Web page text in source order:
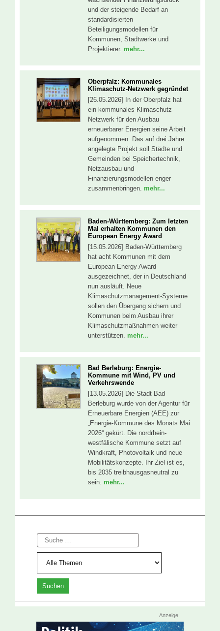
und der steigende Bedarf an
standardisierten
Beteiligungsmodellen für
Kommunen, Stadtwerke und
Projektierer. mehr...
Oberpfalz: Kommunales
Klimaschutz-Netzwerk gegründet
[26.05.2026] In der Oberpfalz hat
ein kommunales Klimaschutz-
Netzwerk für den Ausbau
erneuerbarer Energien seine Arbeit
aufgenommen. Das auf drei Jahre
angelegte Projekt soll Städte und
Gemeinden bei Speichertechnik,
Netzausbau und
Finanzierungsmodellen enger
zusammenbringen. mehr...
Baden-Württemberg: Zum letzten
Mal erhalten Kommunen den
European Energy Award
[15.05.2026] Baden-Württemberg
hat acht Kommunen mit dem
European Energy Award
ausgezeichnet, der in Deutschland
nun ausläuft. Neue
Klimaschutzmanagement-Systeme
sollen den Übergang sichern und
Kommunen beim Ausbau ihrer
Klimaschutzmaßnahmen weiter
unterstützen. mehr...
Bad Berleburg: Energie-
Kommune mit Wind, PV und
Verkehrswende
[13.05.2026] Die Stadt Bad
Berleburg wurde von der Agentur für
Erneuerbare Energien (AEE) zur
„Energie-Kommune des Monats Mai
2026“ gekürt. Die nordrhein-
westfälische Kommune setzt auf
Windkraft, Photovoltaik und neue
Mobilitätskonzepte. Ihr Ziel ist es,
bis 2035 treibhausgasneutral zu
sein. mehr...
Suche
Anzeige